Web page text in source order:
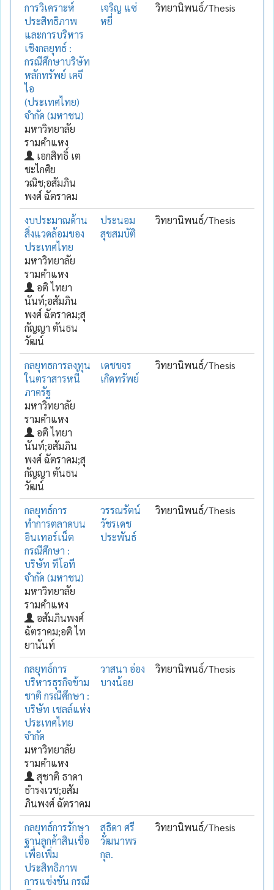
การวิเคราะห์
ประสิทธิภาพ
และการบริหาร
เชิงกลยุทธ์ :
กรณีศึกษาบริษัท
หลักทรัพย์ เคจี
ไอ
(ประเทศไทย)
จำกัด (มหาชน)
มหาวิทยาลัย
รามคำแหง
เอกสิทธิ์ เต
ชะไกศิย
วณิช;อสัมภิน
พงศ์ ฉัตราคม
เจริญ แซ่
หยี่
วิทยานิพนธ์/Thesis
งบประมาณด้าน
สิ่งแวดล้อมของ
ประเทศไทย
มหาวิทยาลัย
รามคำแหง
อติ ไทยา
นันท์;อสัมภิน
พงศ์ ฉัตราคม;สุ
กัญญา ตันธน
วัฒน์
ประนอม
สุขสมบัติ
วิทยานิพนธ์/Thesis
กลยุทธการลงทุน
ในตราสารหนี้
ภาครัฐ
มหาวิทยาลัย
รามคำแหง
อติ ไทยา
นันท์;อสัมภิน
พงศ์ ฉัตราคม;สุ
กัญญา ตันธน
วัฒน์
เดชขจร
เกิดทรัพย์
วิทยานิพนธ์/Thesis
กลยุทธ์การ
ทำการตลาดบน
อินเทอร์เน็ต
กรณีศึกษา :
บริษัท ทีโอที
จำกัด (มหาชน)
มหาวิทยาลัย
รามคำแหง
อสัมภินพงศ์
ฉัตราคม;อติ ไท
ยานันท์
วรรณรัตน์
วัชรเดช
ประพันธ์
วิทยานิพนธ์/Thesis
กลยุทธ์การ
บริหารธุรกิจข้าม
ชาติ กรณีศึกษา :
บริษัท เชลล์แห่ง
ประเทศไทย
จำกัด
มหาวิทยาลัย
รามคำแหง
สุชาติ ธาดา
ธำรงเวช;อสัม
ภินพงศ์ ฉัตราคม
วาสนา อ่อง
บางน้อย
วิทยานิพนธ์/Thesis
กลยุทธ์การรักษา
ฐานลูกค้าสินเชื่อ
เพื่อเพิ่ม
ประสิทธิภาพ
การแข่งขัน กรณี
สุธิดา ศรี
วัฒนาพร
กุล.
วิทยานิพนธ์/Thesis